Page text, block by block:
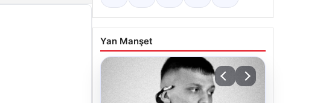
Yan Manşet